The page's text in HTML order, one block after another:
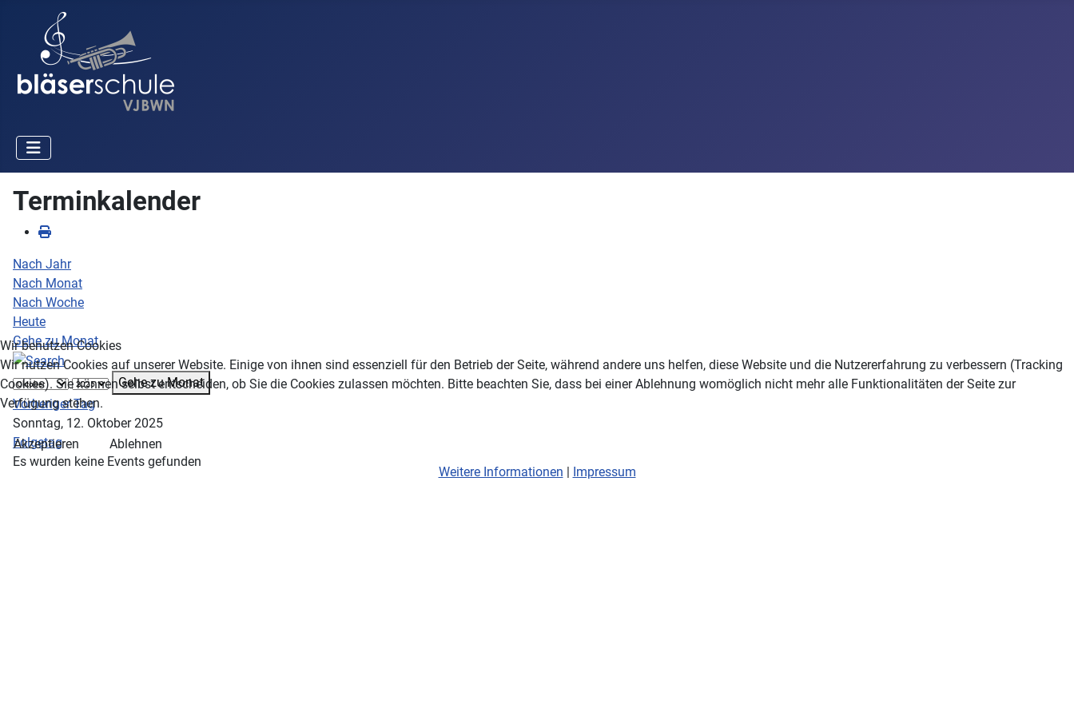
Terminkalender
Nach Jahr
Nach Monat
Nach Woche
Heute
Gehe zu Monat
Gehe zu Monat
Vorheriger Tag
Sonntag, 12. Oktober 2025
Folgetag
Es wurden keine Events gefunden
Wir benutzen Cookies
Wir nutzen Cookies auf unserer Website. Einige von ihnen sind essenziell für den Betrieb der Seite, während andere uns helfen, diese Website und die Nutzererfahrung zu verbessern (Tracking
Cookies). Sie können selbst entscheiden, ob Sie die Cookies zulassen möchten. Bitte beachten Sie, dass bei einer Ablehnung womöglich nicht mehr alle Funktionalitäten der Seite zur
Verfügung stehen.
Akzeptieren
Ablehnen
Weitere Informationen | Impressum